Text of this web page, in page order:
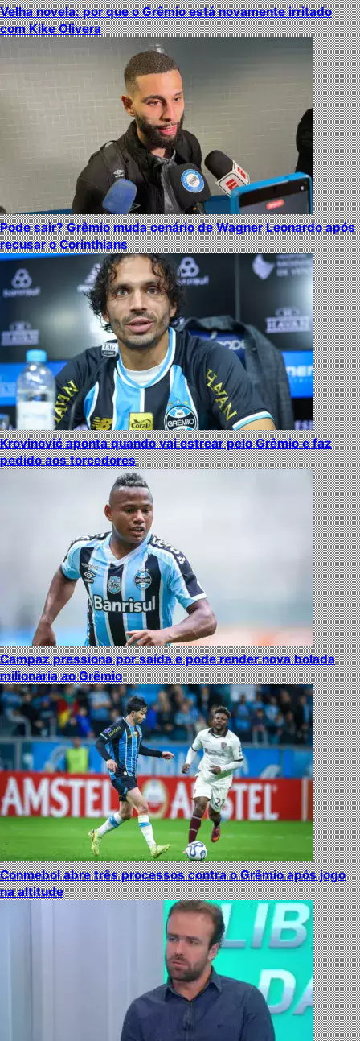
Velha novela: por que o Grêmio está novamente irritado
com Kike Olivera
Pode sair? Grêmio muda cenário de Wagner Leonardo após
recusar o Corinthians
Krovinović aponta quando vai estrear pelo Grêmio e faz
pedido aos torcedores
Campaz pressiona por saída e pode render nova bolada
milionária ao Grêmio
Conmebol abre três processos contra o Grêmio após jogo
na altitude